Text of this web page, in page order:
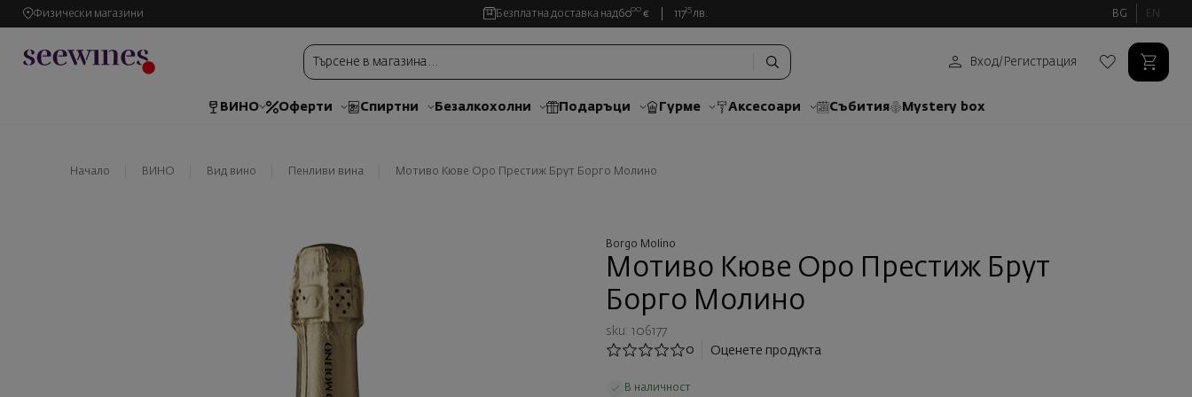
Физически магазини Безплатна доставка над6000 € 11735 лв. BG EN
Вход/ Регистрация
ВИНО Оферти Спиртни Безалкохолни Подаръци Гурме Аксесоари Събития Mystery box
Начало ВИНО Вид вино Пенливи вина Мотиво Кюве Оро Престиж Брут Борго Молино
Borgo Molino
Мотиво Кюве Оро Престиж Брут
Борго Молино
sku: 106177
0
Оценете продукта
В наличност